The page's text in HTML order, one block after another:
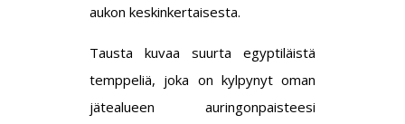
aukon keskinkertaisesta.
Tausta kuvaa suurta egyptiläistä
temppeliä, joka on kylpynyt oman
jätealueen auringonpaisteesi